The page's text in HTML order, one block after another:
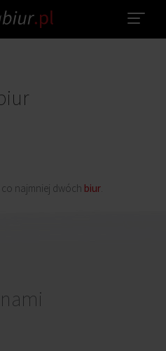
najmniej dwóch biur